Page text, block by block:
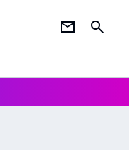
newsletter search